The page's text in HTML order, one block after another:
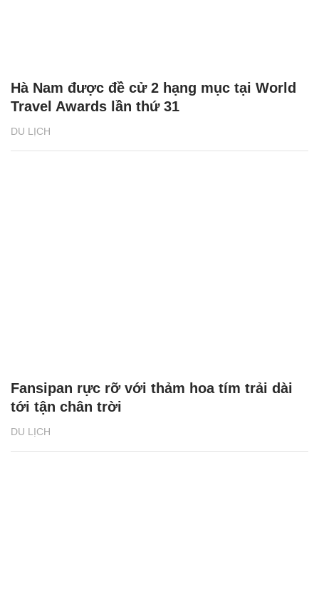
DU LỊCH
Hà Nam được đề cử 2 hạng mục tại World
Travel Awards lần thứ 31
DU LỊCH
Fansipan rực rỡ với thảm hoa tím trải dài
tới tận chân trời